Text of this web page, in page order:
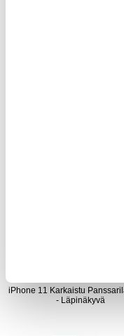
iPhone 11 Karkaistu
- Läpinäkyvä